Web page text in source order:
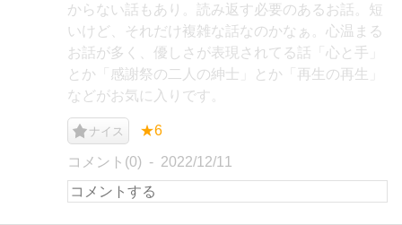
からない話もあり。読み返す必要のあるお話。短
いけど、それだけ複雑な話なのかなぁ。心温まる
お話が多く、優しさが表現されてる話「心と手」
とか「感謝祭の二人の紳士」とか「再生の再生」
などがお気に入りです。
ナイス ★6
コメント(0) 2022/12/11